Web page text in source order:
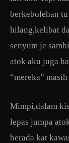
berkebolehan
hilang,kelibat
senyum je
atok aku juga
“mereka”
Mimpi,dalam
lepas jumpa
berada kat